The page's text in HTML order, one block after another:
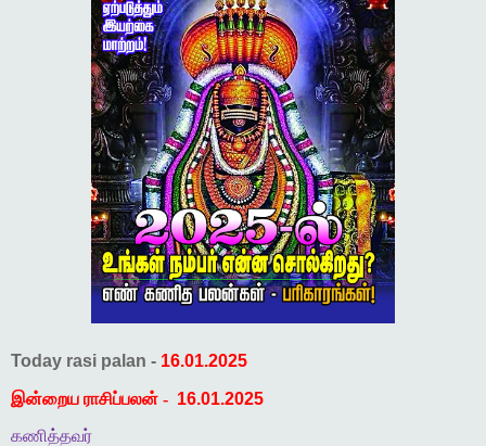
Today rasi palan - 16.01.2025
இன்றைய ராசிப்பலன் - 16.01.2025
கணித்தவர்